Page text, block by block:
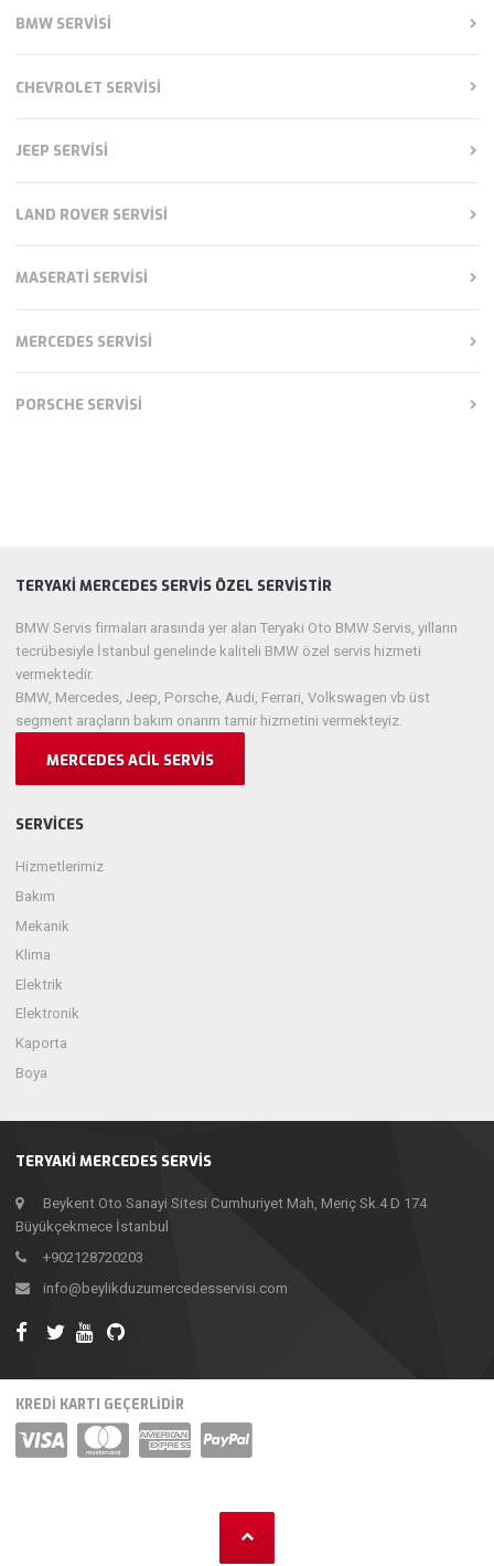
BMW SERVISI
CHEVROLET SERVISI
JEEP SERVISI
LAND ROVER SERVISI
MASERATI SERVISI
MERCEDES SERVISI
PORSCHE SERVISI
TERYAKI MERCEDES SERVIS
Beykent Oto Sanayi Sitesi Cumhuriyet Mah, Meriç Sk.4 D 174
Büyükçekmece İstanbul
+902128720203
info@beylikduzumercedesservisi.com
TERYAKI MERCEDES SERVIS ÖZEL SERVISTIR
BMW Servis firmaları arasında yer alan Teryaki Oto BMW Servis, yılların
tecrübesiyle İstanbul genelinde kaliteli BMW özel servis hizmeti
vermektedir.
BMW, Mercedes, Jeep, Porsche, Audi, Ferrari, Volkswagen vb üst
segment araçların bakım onarım tamir hizmetini vermekteyiz.
MERCEDES ACIL SERVIS
SERVICES
Hizmetlerimiz
Bakım
Mekanik
Klima
Elektrik
Elektronik
Kaporta
Boya
KREDİ KARTI GEÇERLİDİR